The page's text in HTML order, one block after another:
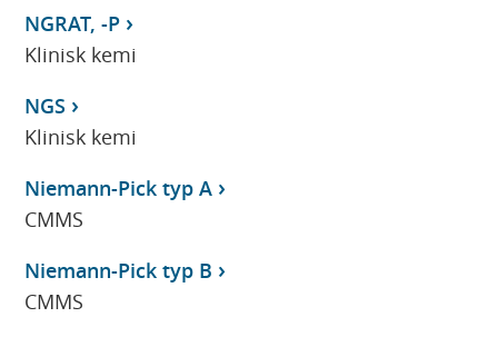
NGRAT, -P
Klinisk kemi
NGS
Klinisk kemi
Niemann-Pick typ A
CMMS
Niemann-Pick typ B
CMMS